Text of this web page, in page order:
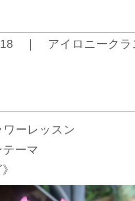
｜ アイロニークラ
ーレッスン
ーマ